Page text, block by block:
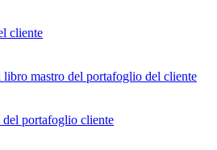
cliente
mastro del portafoglio del cliente
portafoglio cliente